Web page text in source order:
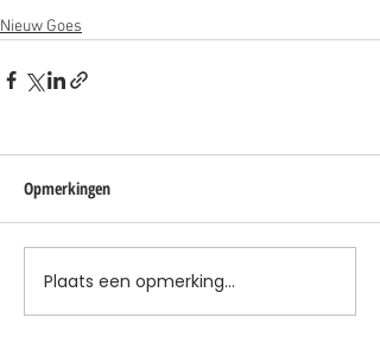
Nieuw Goes
Opmerkingen
Plaats een opmerking...